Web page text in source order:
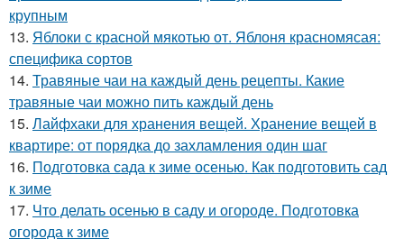
крупным
13. Яблоки с красной мякотью от. Яблоня красномясая:
специфика сортов
14. Травяные чаи на каждый день рецепты. Какие
травяные чаи можно пить каждый день
15. Лайфхаки для хранения вещей. Хранение вещей в
квартире: от порядка до захламления один шаг
16. Подготовка сада к зиме осенью. Как подготовить сад
к зиме
17. Что делать осенью в саду и огороде. Подготовка
огорода к зиме